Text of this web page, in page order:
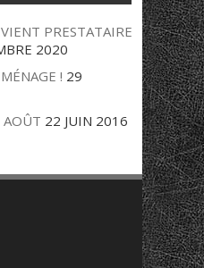
PRESTATAIRE
2020
! 29
AOÛT 22 JUIN 2016